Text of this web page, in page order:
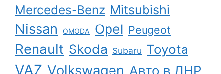
Mercedes-Benz Mitsubishi
Nissan OMODA Opel Peugeot
Renault Skoda Subaru Toyota
VAZ Volkswagen Авто в ДНР